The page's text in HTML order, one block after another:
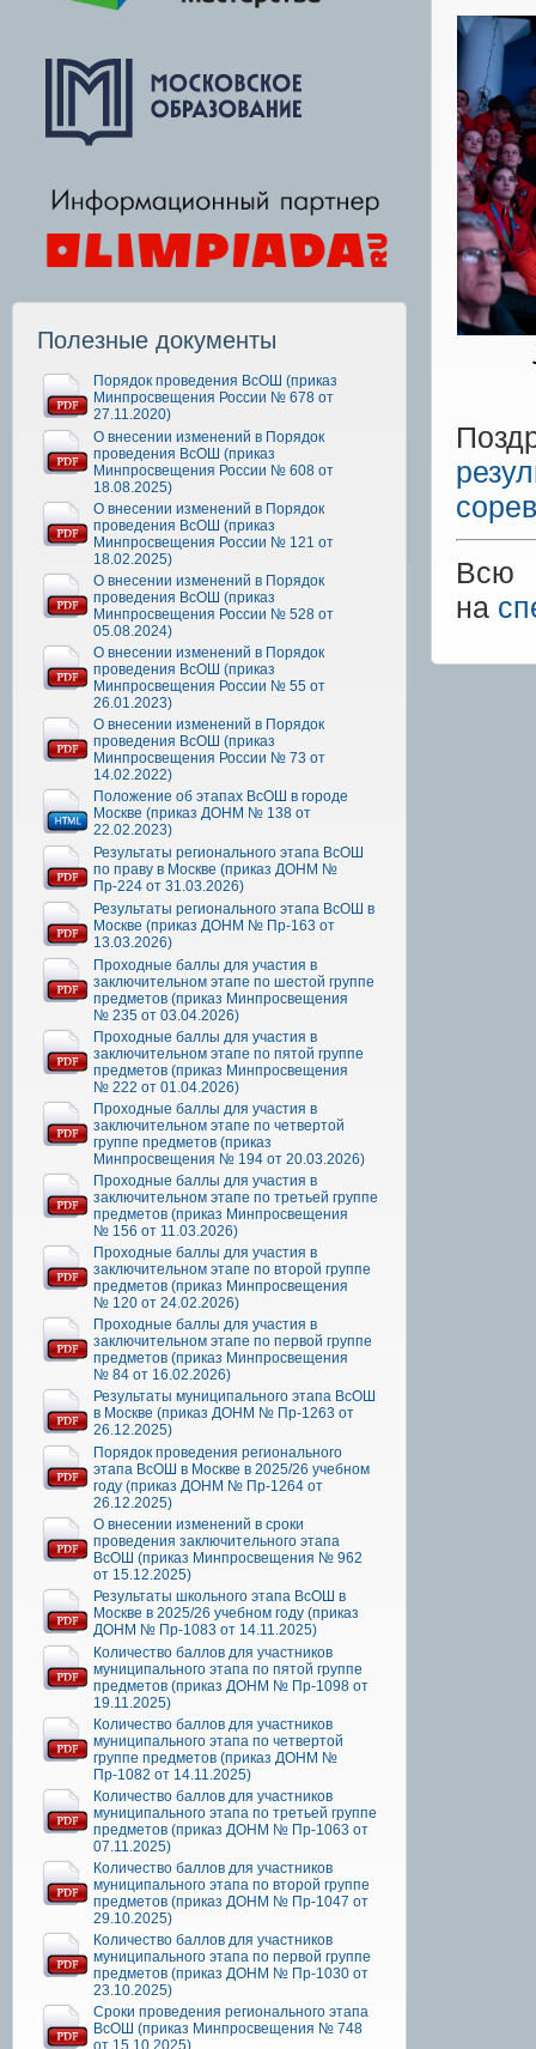
Полезные документы
Порядок проведения ВсОШ (приказ
Минпросвещения России № 678 от
27.11.2020)
О внесении изменений в Порядок
проведения ВсОШ (приказ
Минпросвещения России № 608 от
18.08.2025)
О внесении изменений в Порядок
проведения ВсОШ (приказ
Минпросвещения России № 121 от
18.02.2025)
О внесении изменений в Порядок
проведения ВсОШ (приказ
Минпросвещения России № 528 от
05.08.2024)
О внесении изменений в Порядок
проведения ВсОШ (приказ
Минпросвещения России № 55 от
26.01.2023)
О внесении изменений в Порядок
проведения ВсОШ (приказ
Минпросвещения России № 73 от
14.02.2022)
Положение об этапах ВсОШ в городе
Москве (приказ ДОНМ № 138 от
22.02.2023)
Результаты регионального этапа ВсОШ
по праву в Москве (приказ ДОНМ №
Пр-224 от 31.03.2026)
Результаты регионального этапа ВсОШ в
Москве (приказ ДОНМ № Пр-163 от
13.03.2026)
Проходные баллы для участия в
заключительном этапе по шестой группе
предметов (приказ Минпросвещения
№ 235 от 03.04.2026)
Проходные баллы для участия в
заключительном этапе по пятой группе
предметов (приказ Минпросвещения
№ 222 от 01.04.2026)
Проходные баллы для участия в
заключительном этапе по четвертой
группе предметов (приказ
Минпросвещения № 194 от 20.03.2026)
Проходные баллы для участия в
заключительном этапе по третьей группе
предметов (приказ Минпросвещения
№ 156 от 11.03.2026)
Проходные баллы для участия в
заключительном этапе по второй группе
предметов (приказ Минпросвещения
№ 120 от 24.02.2026)
Проходные баллы для участия в
заключительном этапе по первой группе
предметов (приказ Минпросвещения
№ 84 от 16.02.2026)
Результаты муниципального этапа ВсОШ
в Москве (приказ ДОНМ № Пр-1263 от
26.12.2025)
Порядок проведения регионального
этапа ВсОШ в Москве в 2025/26 учебном
году (приказ ДОНМ № Пр-1264 от
26.12.2025)
О внесении изменений в сроки
проведения заключительного этапа
ВсОШ (приказ Минпросвещения № 962
от 15.12.2025)
Результаты школьного этапа ВсОШ в
Москве в 2025/26 учебном году (приказ
ДОНМ № Пр-1083 от 14.11.2025)
Количество баллов для участников
муниципального этапа по пятой группе
предметов (приказ ДОНМ № Пр-1098 от
19.11.2025)
Количество баллов для участников
муниципального этапа по четвертой
группе предметов (приказ ДОНМ №
Пр-1082 от 14.11.2025)
Количество баллов для участников
муниципального этапа по третьей группе
предметов (приказ ДОНМ № Пр-1063 от
07.11.2025)
Количество баллов для участников
муниципального этапа по второй группе
предметов (приказ ДОНМ № Пр-1047 от
29.10.2025)
Количество баллов для участников
муниципального этапа по первой группе
предметов (приказ ДОНМ № Пр-1030 от
23.10.2025)
Сроки проведения регионального этапа
ВсОШ (приказ Минпросвещения № 748
от 15.10.2025)
Всю
на